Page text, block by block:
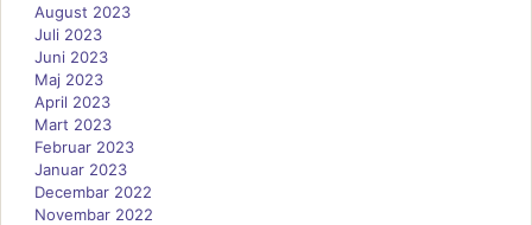
August 2023
Juli 2023
Juni 2023
Maj 2023
April 2023
Mart 2023
Februar 2023
Januar 2023
Decembar 2022
Novembar 2022